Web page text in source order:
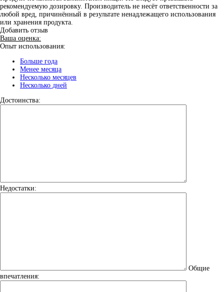
рекомендуемую дозировку. Производитель не несёт ответственности за
любой вред, причинённый в результате ненадлежащего использования
или хранения продукта.
Добавить отзыв
Ваша оценка:
Опыт использования:
Больше года
Менее месяца
Несколько месяцев
Несколько дней
Достоинства:
Недостатки:
Общие
впечатления: